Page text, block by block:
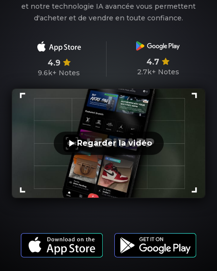
et notre technologie IA avancée vous permettent
d'acheter et de vendre en toute confiance.
4.9
9.6k+ Notes
4.7
2.7k+ Notes
Regarder la vidéo